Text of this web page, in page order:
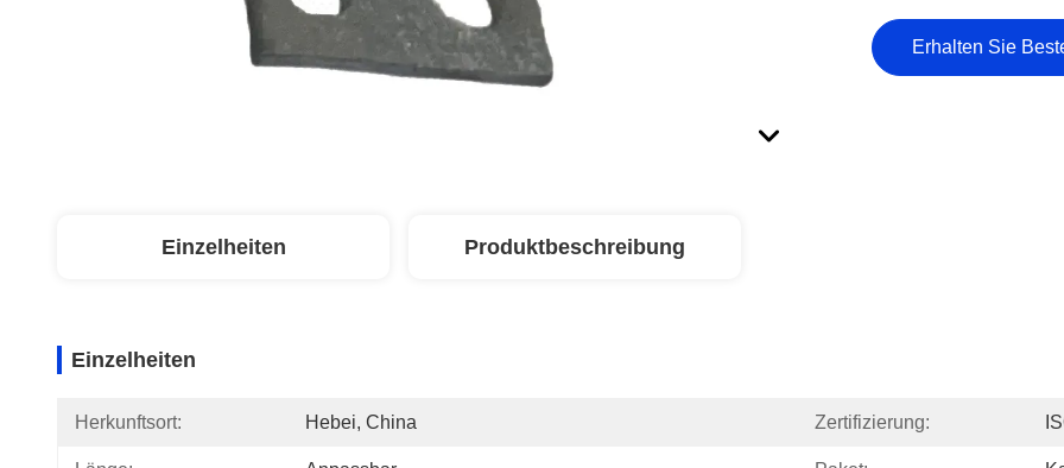
Erhalten Sie
Einzelheiten Produktbeschreibung
Einzelheiten
Herkunftsort: Hebei, China Zertifizierung: